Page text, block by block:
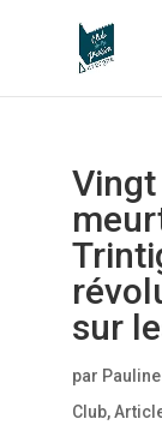
sur
par
Club,